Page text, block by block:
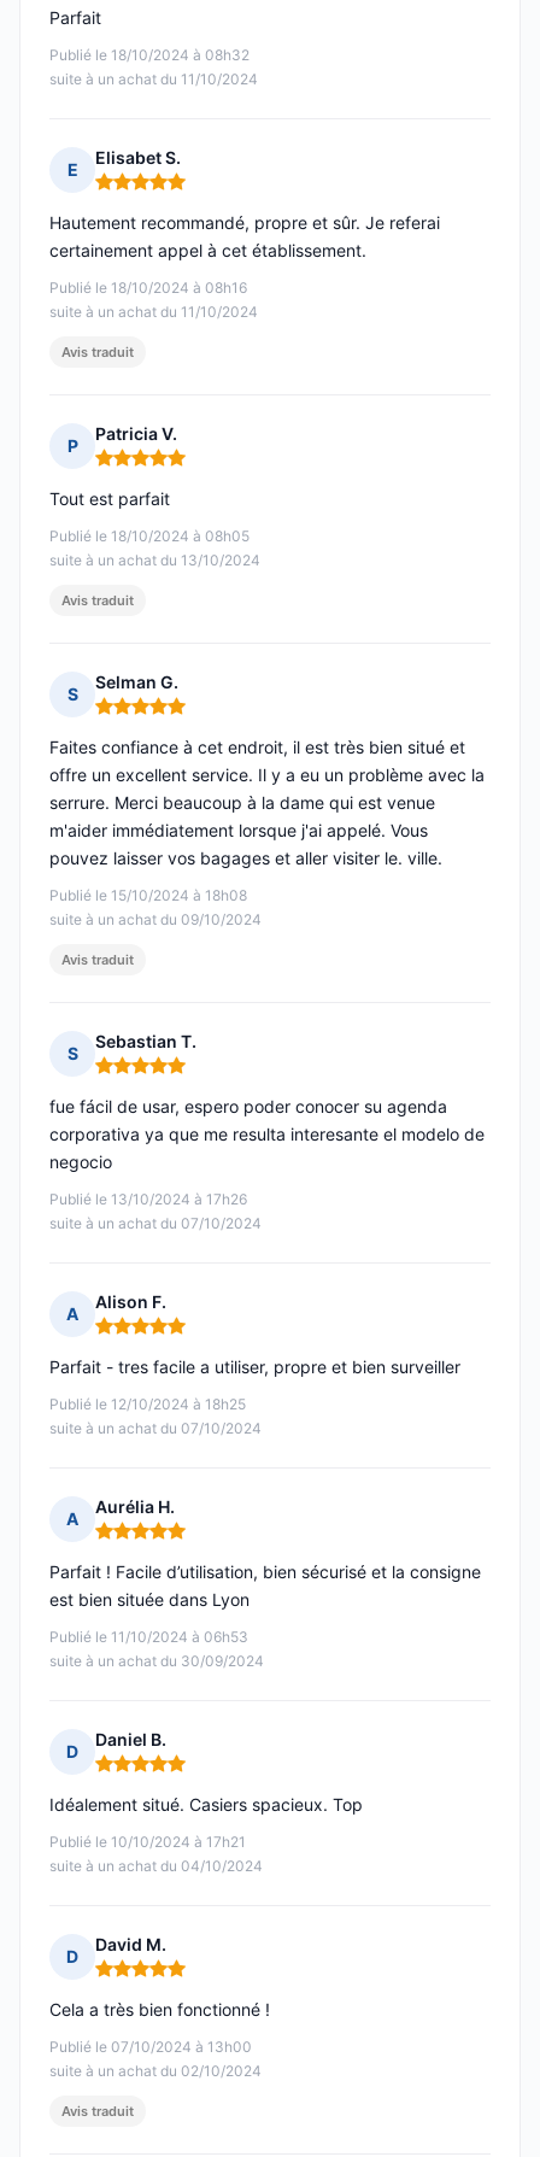
Publié le 18/10/2024 à 08h32
suite à un achat du 11/10/2024
Parfait
E
Elisabet S.
Note : 5 sur 5
Publié le 18/10/2024 à 08h16
suite à un achat du 11/10/2024
Hautement recommandé, propre et sûr. Je referai
certainement appel à cet établissement.
Avis traduit
P
Patricia V.
Note : 5 sur 5
Publié le 18/10/2024 à 08h05
suite à un achat du 13/10/2024
Tout est parfait
Avis traduit
S
Selman G.
Note : 5 sur 5
Publié le 15/10/2024 à 18h08
suite à un achat du 09/10/2024
Faites confiance à cet endroit, il est très bien situé et
offre un excellent service. Il y a eu un problème avec la
serrure. Merci beaucoup à la dame qui est venue
m'aider immédiatement lorsque j'ai appelé. Vous
pouvez laisser vos bagages et aller visiter le. ville.
Avis traduit
S
Sebastian T.
Note : 5 sur 5
Publié le 13/10/2024 à 17h26
suite à un achat du 07/10/2024
fue fácil de usar, espero poder conocer su agenda
corporativa ya que me resulta interesante el modelo de
negocio
A
Alison F.
Note : 5 sur 5
Publié le 12/10/2024 à 18h25
suite à un achat du 07/10/2024
Parfait - tres facile a utiliser, propre et bien surveiller
A
Aurélia H.
Note : 5 sur 5
Publié le 11/10/2024 à 06h53
suite à un achat du 30/09/2024
Parfait ! Facile d’utilisation, bien sécurisé et la consigne
est bien située dans Lyon
D
Daniel B.
Note : 5 sur 5
Publié le 10/10/2024 à 17h21
suite à un achat du 04/10/2024
Idéalement situé. Casiers spacieux. Top
D
David M.
Note : 5 sur 5
Publié le 07/10/2024 à 13h00
suite à un achat du 02/10/2024
Cela a très bien fonctionné !
Avis traduit